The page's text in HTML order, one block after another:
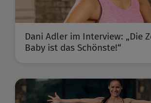
Dani Adler im Interview: „Die
Baby ist das Schönste!“